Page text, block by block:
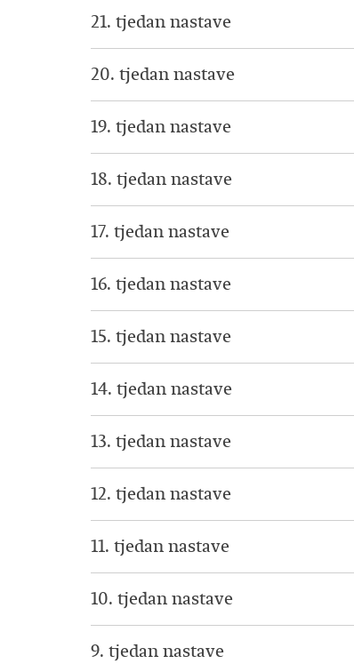
21. tjedan nastave
20. tjedan nastave
19. tjedan nastave
18. tjedan nastave
17. tjedan nastave
16. tjedan nastave
15. tjedan nastave
14. tjedan nastave
13. tjedan nastave
12. tjedan nastave
11. tjedan nastave
10. tjedan nastave
9. tjedan nastave